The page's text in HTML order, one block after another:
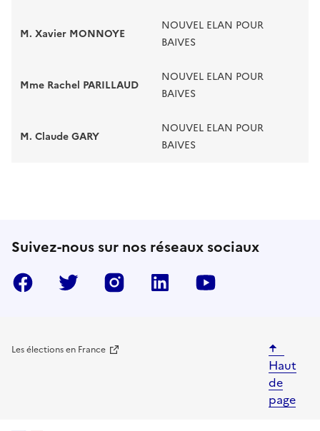
M. Xavier MONNOYE
NOUVEL ELAN POUR
BAIVES
Mme Rachel PARILLAUD
NOUVEL ELAN POUR
BAIVES
M. Claude GARY
NOUVEL ELAN POUR
BAIVES
Suivez-nous sur nos réseaux sociaux
Facebook Twitter InstragramLinkedIn
Les élections en France
Haut
de
page